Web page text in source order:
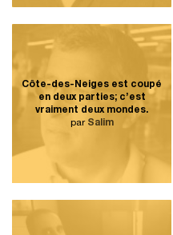
Côte-des-Neiges est coupé
en deux parties; c’est
vraiment deux mondes.
par Salim